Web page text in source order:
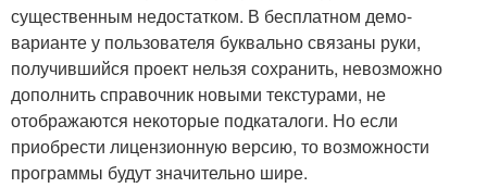
существенным недостатком. В бесплатном демо-
варианте у пользователя буквально связаны руки,
получившийся проект нельзя сохранить, невозможно
дополнить справочник новыми текстурами, не
отображаются некоторые подкаталоги. Но если
приобрести лицензионную версию, то возможности
программы будут значительно шире.